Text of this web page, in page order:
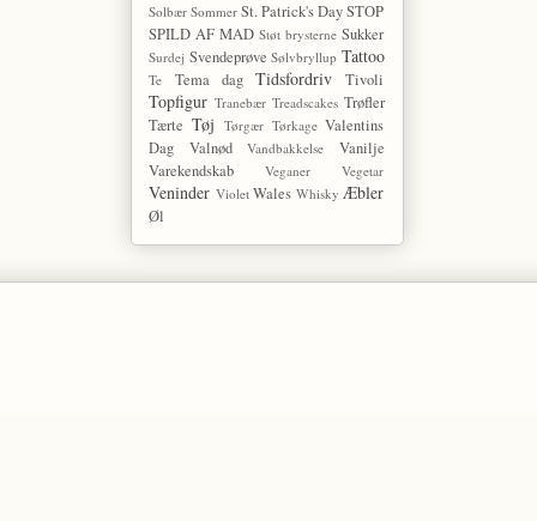
Solbær Sommer St. Patrick's Day STOP
SPILD AF MAD Støt brysterne Sukker
Surdej Svendeprøve Sølvbryllup Tattoo
Te Tema dag Tidsfordriv Tivoli
Topfigur Tranebær Treadscakes Trøfler
Tærte Tøj Tørgær Tørkage Valentins
Dag
Valnød Vandbakkelse
Vanilje
Varekendskab
Veganer Vegetar
Veninder Violet Wales Whisky Æbler
Øl